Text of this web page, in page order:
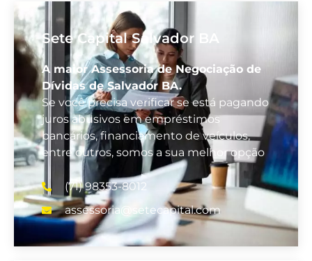
Sete Capital Salvador BA
A maior Assessoria de Negociação de
Dívidas de Salvador BA.
Se você precisa verificar se está pagando
juros abusivos em empréstimos
bancários, financiamento de veículos,
entre outros, somos a sua melhor opção
(71) 98353-8012
assessoria@setecapital.com